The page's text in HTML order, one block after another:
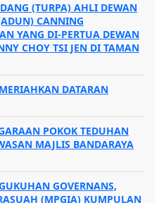
(TURPA) AHLI DEWAN
CANNING
YANG DI-PERTUA DEWAN
CHOY TSI JEN DI TAMAN
DATARAN
POKOK TEDUHAN
MAJLIS BANDARAYA
GOVERNANS,
(MPGIA) KUMPULAN